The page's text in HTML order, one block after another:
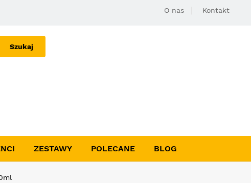
O nas Kontakt
Szukaj
ZESTAWY POLECANE BLOG